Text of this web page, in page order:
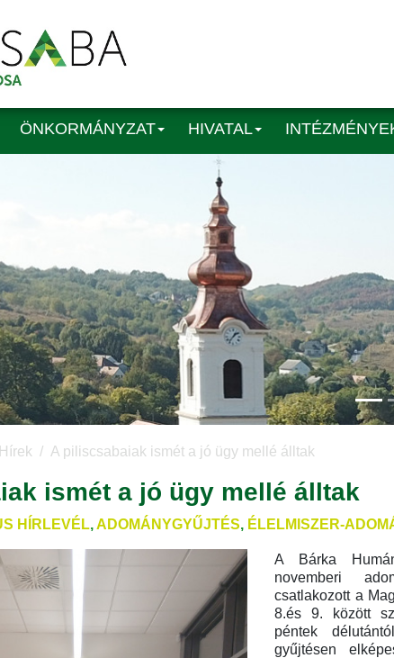
ÖNKORMÁNYZAT HIVATAL
Hírek A piliscsabaiak ismét a jó ügy mellé álltak
ismét a jó ügy mellé álltak
HÍRLEVÉL,ADOMÁNYGYŰJTÉS, ÉLELMISZER-
A Bárka
novemberi
csatlakozott a
8.és 9. között
péntek
gyűjtésen